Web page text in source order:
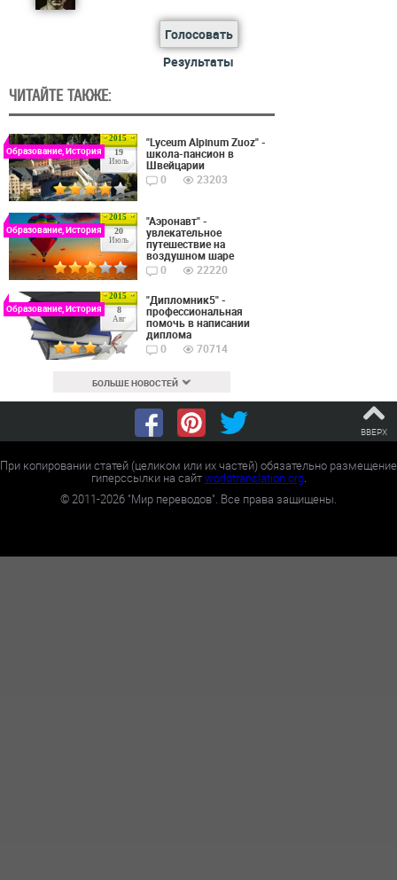
Голосовать
Результаты
ЧИТАЙТЕ ТАКЖЕ:
2015
19
Июль
Образование, История
"Lyceum Alpinum Zuoz" -
школа-пансион в
Швейцарии
0
23203
2015
20
Июль
Образование, История
"Аэронавт" -
увлекательное
путешествие на
воздушном шаре
0
22220
2015
8
Авг
Образование, История
"Дипломник5" -
профессиональная
помочь в написании
диплома
0
70714
БОЛЬШЕ НОВОСТЕЙ
ВВЕРХ
При копировании статей (целиком или их частей) обязательно размещение
гиперссылки на сайтworldtranslation.org.
©2011-2026 "Мир переводов". Все права защищены.